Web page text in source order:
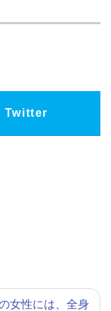
Twitter
女性には、全身